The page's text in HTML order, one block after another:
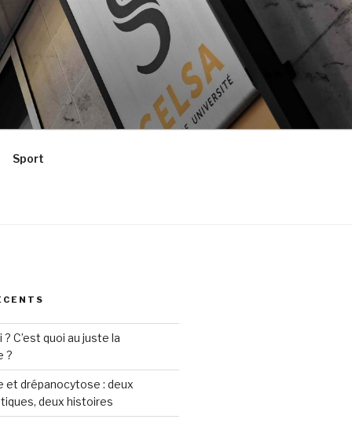
Sport
C’est quoi au juste la
?
et drépanocytose : deux
deux histoires